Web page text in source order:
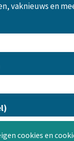
cookies en
vaknieuws en